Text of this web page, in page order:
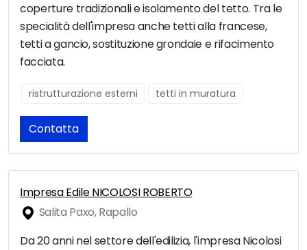
coperture tradizionali e isolamento del tetto. Tra le
specialità dell'impresa anche tetti alla francese,
tetti a gancio, sostituzione grondaie e rifacimento
facciata.
ristrutturazione esterni tetti in muratura
Contatta
Impresa Edile NICOLOSI ROBERTO
Salita Paxo, Rapallo
Da 20 anni nel settore dell'edilizia, l'impresa Nicolosi